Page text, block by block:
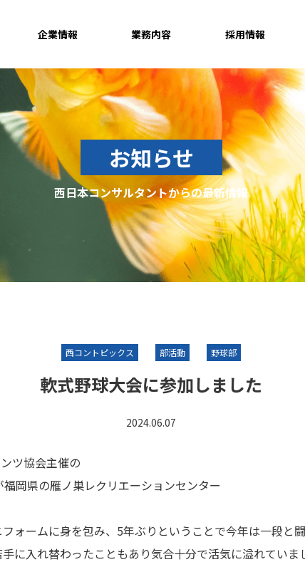
企業情報 業務内容 採用情報
お知らせ
西日本コンサルタントからの最新情報
西コントピックス 部活動 野球部
軟式野球大会に参加しました
2024.06.07
ツ協会主催の
福岡県の雁ノ巣レクリエーションセンター
ォームに身を包み、5年ぶりということで今年は一段と
に入れ替わったこともあり気合十分で活気に溢れていま